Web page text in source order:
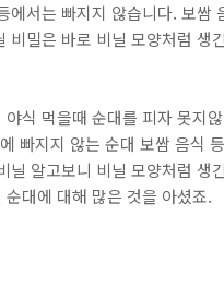
에서는 빠지지 않습니다. 보쌈
비밀은 바로 비닐 모양처럼 생
식 먹을때 순대를 피자 못지
빠지지 않는 순대 보쌈 음식
닐 알고보니 비닐 모양처럼 생
대에 대해 많은 것을 아셨죠.